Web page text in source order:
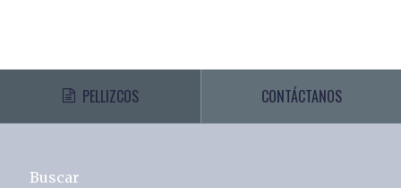
PELLIZCOS CONTÁCTANOS
Buscar